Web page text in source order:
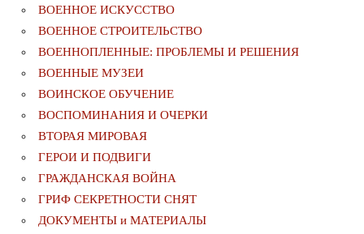
ВОЕННОЕ ИСКУССТВО
ВОЕННОЕ СТРОИТЕЛЬСТВО
ВОЕННОПЛЕННЫЕ: ПРОБЛЕМЫ И РЕШЕНИЯ
ВОЕННЫЕ МУЗЕИ
ВОИНСКОЕ ОБУЧЕНИЕ
ВОСПОМИНАНИЯ И ОЧЕРКИ
ВТОРАЯ МИРОВАЯ
ГЕРОИ И ПОДВИГИ
ГРАЖДАНСКАЯ ВОЙНА
ГРИФ СЕКРЕТНОСТИ СНЯТ
ДОКУМЕНТЫ и МАТЕРИАЛЫ